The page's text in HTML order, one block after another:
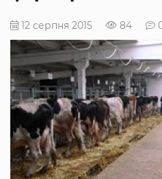
12 серпня 2015 84